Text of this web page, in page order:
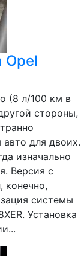
Opel
(8 л/100 км в
стороны,
для двоих.
изначально
Версия с
конечно,
системы
Установка